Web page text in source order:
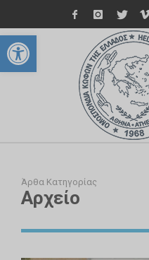
Ανοίξτε τη γραμμή εργαλείων
Άρθα Κατηγορίας
Αρχείο